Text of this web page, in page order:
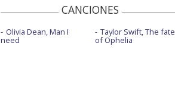
CANCIONES
Olivia Dean, Man I
need
Taylor Swift, The fate
of Ophelia